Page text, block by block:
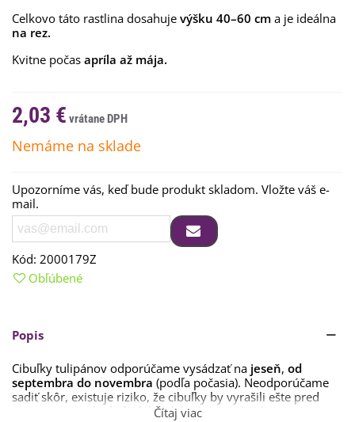
Celkovo táto rastlina dosahuje výšku 40–60 cm a je ideálna
na rez.
Kvitne počas apríla až mája.
2,03 €
Nemáme na sklade
Upozorníme vás, keď bude produkt skladom. Vložte váš e-
mail.
Kód: 2000179Z
Obľúbené
Popis
Cibuľky tulipánov odporúčame vysádzať na jeseň, od
septembra do novembra (podľa počasia). Neodporúčame
sadiť skôr, existuje riziko, že cibuľky by vyrašili ešte pred
zimou a na jar by boli slabé alebo by nevykvitli.
Čítaj viac